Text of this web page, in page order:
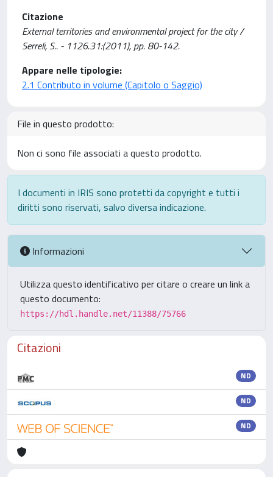
Citazione
External territories and environmental project for the city /
Serreli, S.. - 1126.31:(2011), pp. 80-142.
Appare nelle tipologie:
2.1 Contributo in volume (Capitolo o Saggio)
File in questo prodotto:
Non ci sono file associati a questo prodotto.
I documenti in IRIS sono protetti da copyright e tutti i
diritti sono riservati, salvo diversa indicazione.
Informazioni
Utilizza questo identificativo per citare o creare un link a
questo documento:
https://hdl.handle.net/11388/75766
Citazioni
ND
ND
ND